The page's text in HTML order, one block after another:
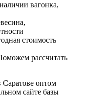
вагонка,
стоимость
рассчитать
оптом
сайте базы